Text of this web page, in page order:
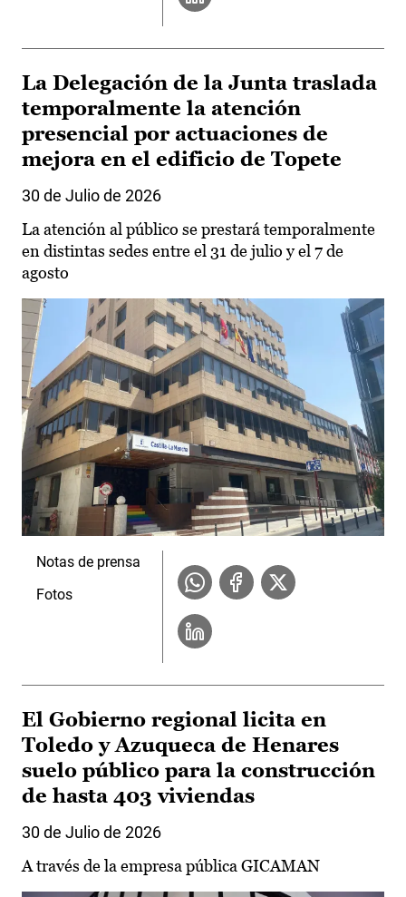
La Delegación de la Junta traslada
temporalmente la atención
presencial por actuaciones de
mejora en el edificio de Topete
30 de Julio de 2026
La atención al público se prestará temporalmente
en distintas sedes entre el 31 de julio y el 7 de
agosto
Notas de prensa
Fotos
El Gobierno regional licita en
Toledo y Azuqueca de Henares
suelo público para la construcción
de hasta 403 viviendas
30 de Julio de 2026
A través de la empresa pública GICAMAN